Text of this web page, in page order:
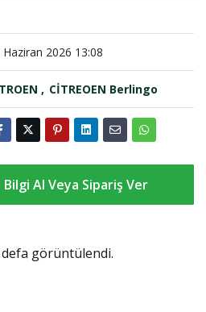
Haziran 2026 13:08
CİTREOEN Berlingo
Al Veya Sipariş Ver
görüntülendi.